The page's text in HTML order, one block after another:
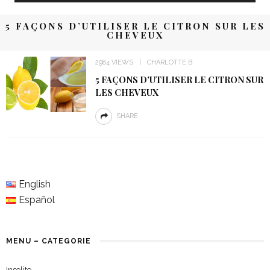
5 FAÇONS D’UTILISER LE CITRON SUR LES
CHEVEUX
2984 VIEWS CHARLOTTE B
5 FAÇONS D’UTILISER LE CITRON SUR
LES CHEVEUX
SHARE
English
Español
MENU – CATEGORIE